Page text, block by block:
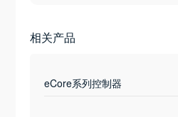
相关产品
eCore系列控制器